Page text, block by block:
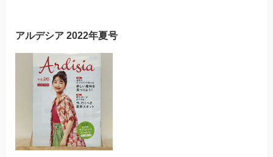
アルデシア 2022年夏号